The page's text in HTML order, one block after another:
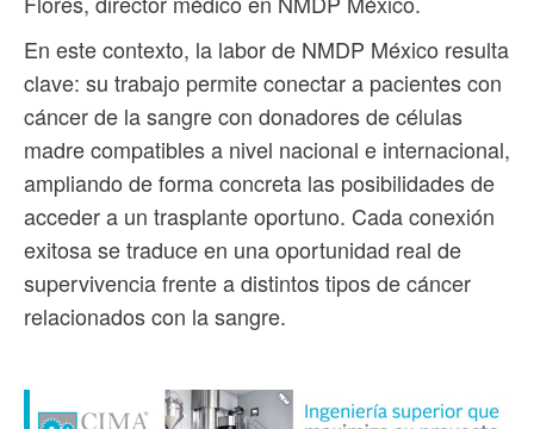
En este contexto, la labor de NMDP México resulta
clave: su trabajo permite conectar a pacientes con
cáncer de la sangre con donadores de células
madre compatibles a nivel nacional e internacional,
ampliando de forma concreta las posibilidades de
acceder a un trasplante oportuno. Cada conexión
exitosa se traduce en una oportunidad real de
supervivencia frente a distintos tipos de cáncer
relacionados con la sangre.